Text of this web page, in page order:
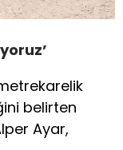
belirten
Ayar,